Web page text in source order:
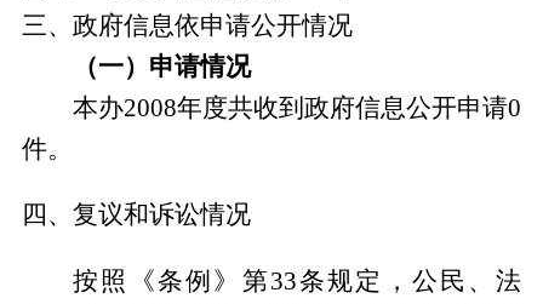
三、政府信息依申请公开情况
（一）申请情况
本办2008年度共收到政府信息公开申请0
件。
四、复议和诉讼情况
按照《条例》第33条规定，公民、法